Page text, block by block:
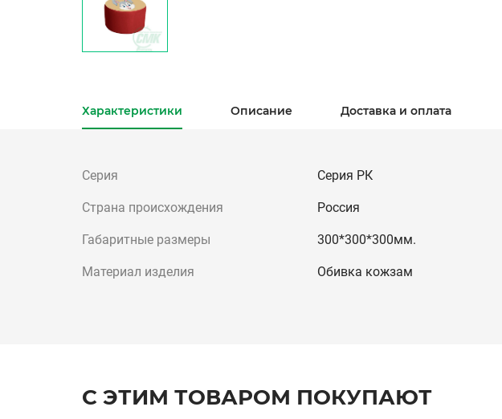
Характеристики Описание Доставка и оплата
Серия Серия РК
Страна происхождения Россия
Габаритные размеры 300*300*300мм.
Материал изделия Обивка кожзам
С ЭТИМ ТОВАРОМ ПОКУПАЮТ